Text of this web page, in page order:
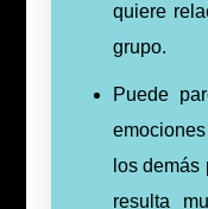
quiere
grupo.
Puede
los
resulta